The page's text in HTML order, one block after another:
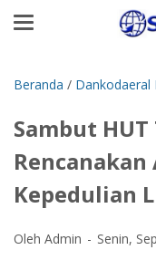
Beranda / Dankodaeral
Sambut
Rencanakan
Kepedulian
Oleh Admin Senin,